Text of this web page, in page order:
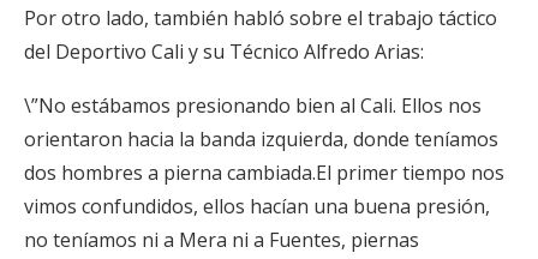
Por otro lado, también habló sobre el trabajo táctico
del Deportivo Cali y su Técnico Alfredo Arias:
\”No estábamos presionando bien al Cali. Ellos nos
orientaron hacia la banda izquierda, donde teníamos
dos hombres a pierna cambiada.El primer tiempo nos
vimos confundidos, ellos hacían una buena presión,
no teníamos ni a Mera ni a Fuentes, piernas